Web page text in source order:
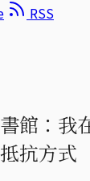
RSS
館：我
抗方式